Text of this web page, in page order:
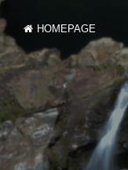
HOMEPAGE